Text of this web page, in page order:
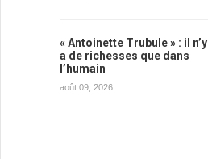
« Antoinette Trubule » : il n’y
a de richesses que dans
l’humain
août 09, 2026